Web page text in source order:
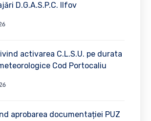
D.G.A.S.P.C. Ilfov
activarea C.L.S.U. pe durata
Cod Portocaliu
aprobarea documentației PUZ